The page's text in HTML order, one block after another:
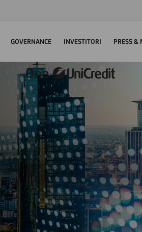
GOVERNANCE INVESTITORI PRESS &